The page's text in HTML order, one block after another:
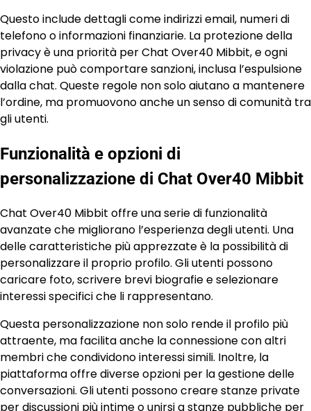
Questo include dettagli come indirizzi email, numeri di
telefono o informazioni finanziarie. La protezione della
privacy è una priorità per Chat Over40 Mibbit, e ogni
violazione può comportare sanzioni, inclusa l’espulsione
dalla chat. Queste regole non solo aiutano a mantenere
l’ordine, ma promuovono anche un senso di comunità tra
gli utenti.
Funzionalità e opzioni di
personalizzazione di Chat Over40 Mibbit
Chat Over40 Mibbit offre una serie di funzionalità
avanzate che migliorano l’esperienza degli utenti. Una
delle caratteristiche più apprezzate è la possibilità di
personalizzare il proprio profilo. Gli utenti possono
caricare foto, scrivere brevi biografie e selezionare
interessi specifici che li rappresentano.
Questa personalizzazione non solo rende il profilo più
attraente, ma facilita anche la connessione con altri
membri che condividono interessi simili. Inoltre, la
piattaforma offre diverse opzioni per la gestione delle
conversazioni. Gli utenti possono creare stanze private
per discussioni più intime o unirsi a stanze pubbliche per